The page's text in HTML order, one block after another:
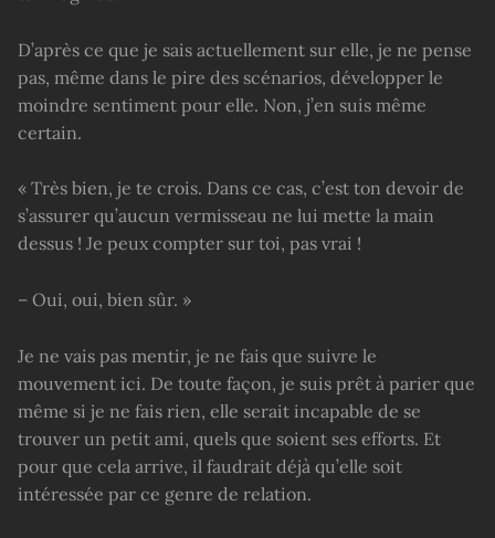
D’après ce que je sais actuellement sur elle, je ne pense
pas, même dans le pire des scénarios, développer le
moindre sentiment pour elle. Non, j’en suis même
certain.
« Très bien, je te crois. Dans ce cas, c’est ton devoir de
s’assurer qu’aucun vermisseau ne lui mette la main
dessus ! Je peux compter sur toi, pas vrai !
– Oui, oui, bien sûr. »
Je ne vais pas mentir, je ne fais que suivre le
mouvement ici. De toute façon, je suis prêt à parier que
même si je ne fais rien, elle serait incapable de se
trouver un petit ami, quels que soient ses efforts. Et
pour que cela arrive, il faudrait déjà qu’elle soit
intéressée par ce genre de relation.